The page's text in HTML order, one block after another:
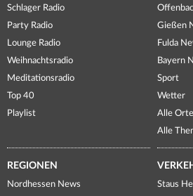
Schlager Radio
Party Radio
Lounge Radio
Weihnachtsradio
Meditationsradio
Top 40
Playlist
Gießen
Fulda
Bayern
Sport
Wetter
Alle Orte
Alle
REGIONEN
Nordhessen News
Staus